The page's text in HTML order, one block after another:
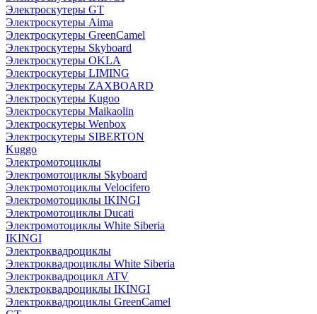
Электроскутеры GT
Электроскутеры Aima
Электроскутеры GreenCamel
Электроскутеры Skyboard
Электроскутеры OKLA
Электроскутеры LIMING
Электроскутеры ZAXBOARD
Электроскутеры Kugoo
Электроскутеры Maikaolin
Электроскутеры Wenbox
Электроскутеры SIBERTON
Kuggo
Электромотоциклы
Электромотоциклы Skyboard
Электромотоциклы Velocifero
Электромотоциклы IKINGI
Электромотоциклы Ducati
Электромотоциклы White Siberia
IKINGI
Электроквадроциклы
Электроквадроциклы White Siberia
Электроквадроцикл ATV
Электроквадроциклы IKINGI
Электроквадроциклы GreenCamel